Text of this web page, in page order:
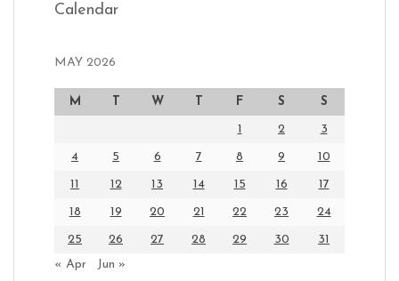
Calendar
MAY 2026
M W F S S
1 2 3
4 5 6 7 8 9 10
11 12 13 14 15 16 17
18 19 20 21 22 23 24
25 26 27 28 29 30
31
« Apr
Jun »